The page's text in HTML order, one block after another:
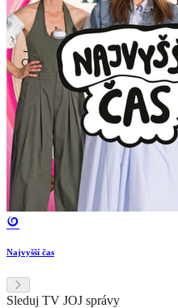
Najvyšší čas
Sleduj TV JOJ správy